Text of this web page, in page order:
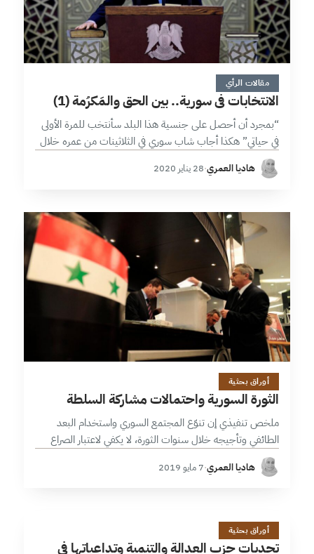
7 دقائق
مقالات الرأي
الانتخابات في سورية.. بين الحق والمَكرُمة (1)
“بمجرد أن أحصل على جنسية هذا البلد سأنتخب للمرة الأولى
في حياتي” هكذا أجاب شاب سوري في الثلاثينات من عمره خلال
مقابلة اللجوء في أحد البلدان الأوروبية. ففي حين توصف…
هاديا العمري·28 يناير 2020
36 دقائق
أوراق بحثية
الثورة السورية واحتمالات مشاركة السلطة
ملخص تنفيذي إن تنوّع المجتمع السوري واستخدام البعد
الطائفي وتأجيجه خلال سنوات الثورة، لا يكفي لاعتبار الصراع
السوري “صراع هويّات” وإغفال المسبّبات الجذرية للصراع من
مطالب شعبية باستعادة الحريات والقضاء…
هاديا العمري·7 مايو 2019
ت1 دقائق
أوراق بحثية
تحديات حزب العدالة والتنمية وتداعياتها في